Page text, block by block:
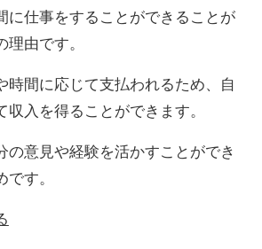
に仕事をすることができることが
由です。
時間に応じて支払われるため、自
入を得ることができます。
の意見や経験を活かすことができ
す。